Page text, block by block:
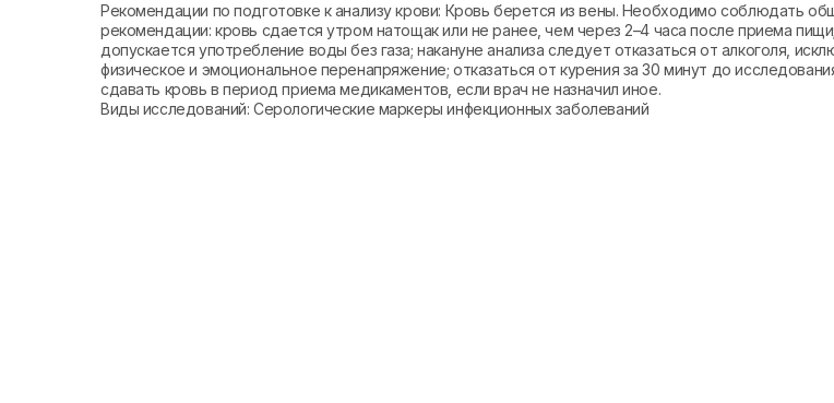
Рекомендации по подготовке к анализу крови: Кровь берется из вены. Необходимо соблюдать
рекомендации: кровь сдается утром натощак или не ранее, чем через 2–4 часа после приема пищи;
допускается употребление воды без газа; накануне анализа следует отказаться от алкоголя,
физическое и эмоциональное перенапряжение; отказаться от курения за 30 минут до
сдавать кровь в период приема медикаментов, если врач не назначил иное.
Виды исследований: Серологические маркеры инфекционных заболеваний